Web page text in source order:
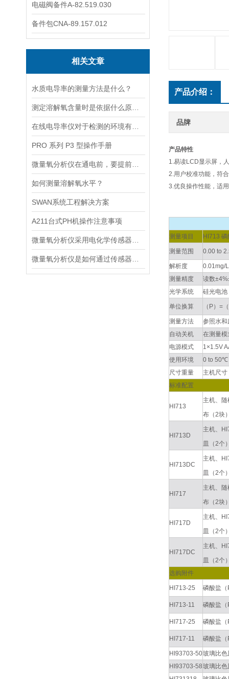
电磁阀备件A-82.519.030
备件包CNA-89.157.012
相关文章
水质电导率的测量方法是什么？
PRO 系列 P3 型操作手册
如何测量溶解氧水平？
SWAN系统工程解决方案
A211台式PH机操作注意事项
产品介绍：
品牌
产品特性
1.易读LCD显示屏，
2.用户校准功能，符
3.优良操作性能，适
测量项目 HI713
测量范围 0.00 to
解析度
0.01mg/
测量精度
读数
光学系统
硅光电
单位换算 （P）=
测量方法
参照水
自动关机
在测量
电源模式
1×1.5V
使用环境
0 to 50℃
尺寸重量
主机尺
标准配置
HI713
主机、
布（2块
HI713D
主机、
皿（2个
HI713DC
主机、
皿（2个
HI717
主机、
布（2块
HI717D
主机、
皿（2个
HI717DC
主机、
皿（2个
选购附件
HI713-25 磷酸盐（
HI713-11 磷酸盐（
HI717-25 磷酸盐（
HI717-11 磷酸盐（
HI93703-50玻璃比
HI93703-58玻璃比